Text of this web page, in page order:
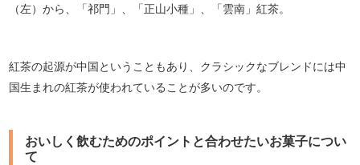
（左）から、「祁門」、「正山小種」、「雲南」紅茶。
紅茶の起源が中国ということもあり、クラシックなブレンドには中
国生まれの紅茶が使われていることが多いのです。
おいしく飲むためのポイントと合わせたいお菓子につい
て